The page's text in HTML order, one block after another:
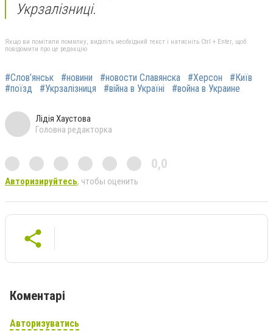
Укрзалізниці.
Якщо ви помітили помилку, виділіть необхідний текст і натисніть Ctrl + Enter, щоб
повідомити про це редакцію
#Слов’янськ #новини #новости Славянска #Херсон
#Київ
#поїзд
#Укрзалізниця #війна в Україні #война в Украине
Лідія Хаустова
Головна редакторка
0,0
Авторизируйтесь, чтобы оценить
Коментарі
Авторизуватись